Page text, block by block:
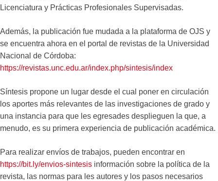
Licenciatura y Prácticas Profesionales Supervisadas.
Además, la publicación fue mudada a la plataforma de OJS y
se encuentra ahora en el portal de revistas de la Universidad
Nacional de Córdoba:
https://revistas.unc.edu.ar/index.php/sintesis/index
Síntesis propone un lugar desde el cual poner en circulación
los aportes más relevantes de las investigaciones de grado y
una instancia para que les egresades desplieguen la que, a
menudo, es su primera experiencia de publicación académica.
Para realizar envíos de trabajos, pueden encontrar en
https://bit.ly/envios-sintesis información sobre la política de la
revista, las normas para les autores y los pasos necesarios